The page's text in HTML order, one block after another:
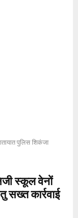
पुलिस शिकंजा
स्कूल वेनों
कार्रवाई